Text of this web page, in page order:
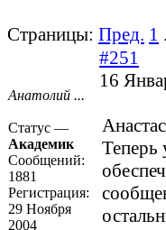
Страницы: Пред. 1
Анатолий ...
Статус —
Академик
Сообщений:
1881
Регистрация:
29 Ноября
2004
#251
16
Теперь